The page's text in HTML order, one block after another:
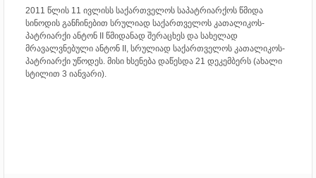
2011 წლის 11 ივლისს საქართველოს საპატრიარქოს წმიდა
სინოდის განჩინებით სრულიად საქართველოს კათალიკოს-
პატრიარქი ანტონ II წმიდანად შერაცხეს და სახელად
მრავალვნებული ანტონ II, სრულიად საქართველოს კათალიკოს-
პატრიარქი უწოდეს. მისი ხსენება დაწესდა 21 დეკემბერს (ახალი
სტილით 3 იანვარი).